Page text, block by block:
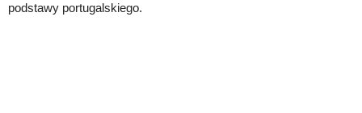
podstawy portugalskiego.